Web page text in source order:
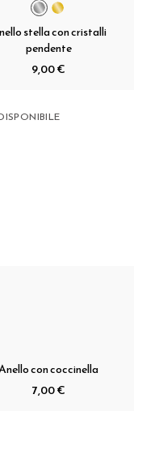
stella con cristalli
pendente
9,00 €
con coccinella
7,00 €